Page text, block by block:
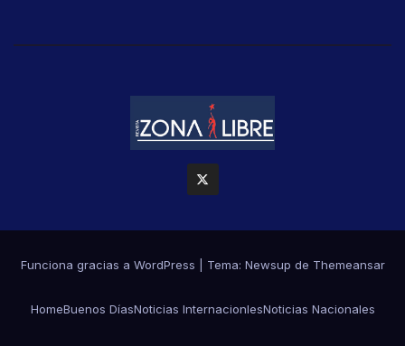
Funciona gracias a WordPress Tema: Newsup de Themeansar
HomeBuenos DíasNoticias InternacionlesNoticias Nacionales